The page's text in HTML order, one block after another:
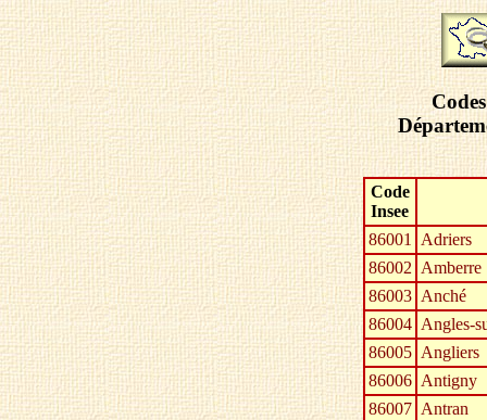
Code
Insee
86001 Adriers
86002 Amberre
86003 Anché
86004 Angles-
86005 Angliers
86006 Antigny
86007 Antran